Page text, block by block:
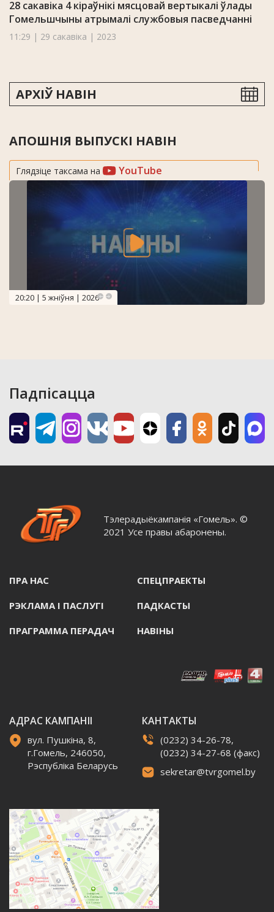
28 сакавіка 4 кіраўнікі мясцовай вертыкалі ўлады
Гомельшчыны атрымалі службовыя пасведчанні
11:29 | 29 сакавіка | 2023
АРХІЎ НАВІН
АПОШНІЯ ВЫПУСКІ НАВІН
Глядзіце таксама на YouTube
20:20 | 5 жніўня | 2026
Падпісацца
Тэлерадыёкампанія «Гомель». ©
2021 Усе правы абаронены.
ПРА НАС СПЕЦПРАЕКТЫ
РЭКЛАМА I ПАСЛУГI ПАДКАСТЫ
ПРАГРАММА ПЕРАДАЧ НАВIНЫ
АДРАС КАМПАНІІ
вул. Пушкіна, 8,
г.Гомель, 246050,
Рэспубліка Беларусь
КАНТАКТЫ
(0232) 34-26-78,
(0232) 34-27-68 (факс)
sekretar@tvrgomel.by